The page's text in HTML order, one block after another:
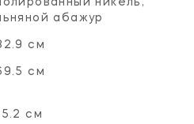
абажур
см
см
см